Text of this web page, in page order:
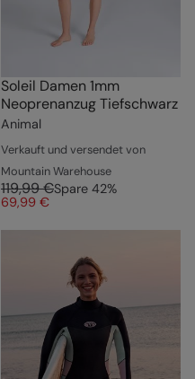
Soleil Damen 1mm
Neoprenanzug Tiefschwarz
Animal
Verkauft und versendet von
Mountain Warehouse
119,99 €Spare 42%
69,99 €